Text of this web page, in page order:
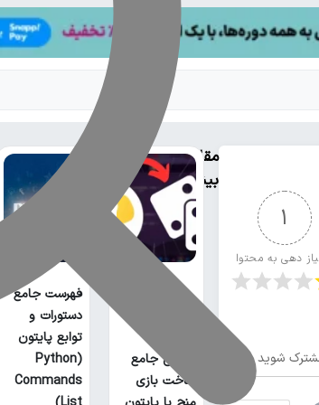
1
دهی به محتوا
شوید
مقالات
بیشتر
آموزش جامع
ساخت بازی
فهرست جامع
دستورات و
توابع پایتون
(Python
Commands